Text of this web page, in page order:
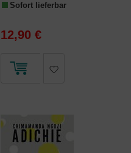
Sofort lieferbar
12,90 €